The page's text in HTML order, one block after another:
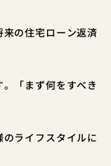
の住宅ローン返済
「まず何をすべき
ライフスタイルに